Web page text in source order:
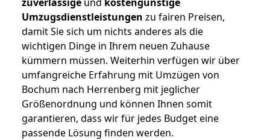
Umzugsdienstleistungen zu fairen Preisen,
damit Sie sich um nichts anderes als die
wichtigen Dinge in Ihrem neuen Zuhause
kümmern müssen. Weiterhin verfügen wir über
umfangreiche Erfahrung mit Umzügen von
Bochum nach Herrenberg mit jeglicher
Größenordnung und können Ihnen somit
garantieren, dass wir für jedes Budget eine
passende Lösung finden werden.